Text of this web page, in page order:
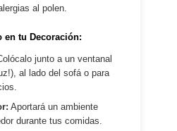
al polen.
en tu Decoración:
junto a un ventanal
al lado del sofá o para
Aportará un ambiente
durante tus comidas.